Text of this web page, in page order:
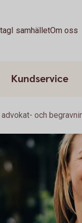
I samhälletOm oss
Kundservice
och